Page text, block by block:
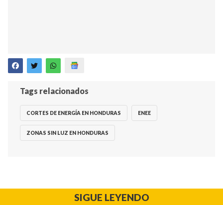
Tags relacionados
CORTES DE ENERGÍA EN HONDURAS ENEE
ZONAS SIN LUZ EN HONDURAS
SIGUE LEYENDO